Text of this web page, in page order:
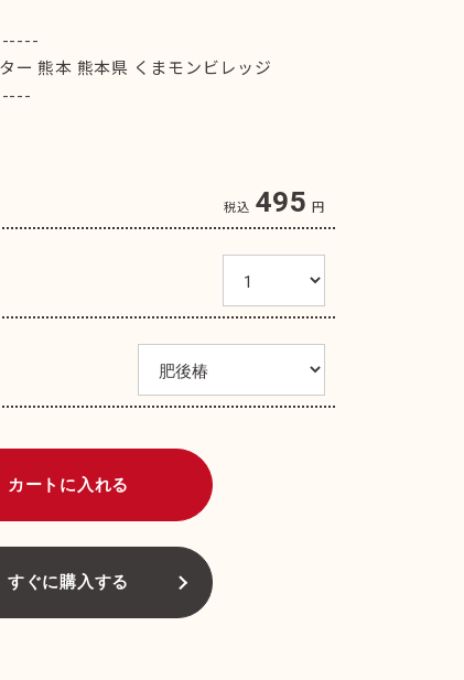
ー 熊本 熊本県 くまモンビレッジ
税込 495 円
カートに入れる
すぐに購入する